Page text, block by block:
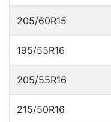
205/60R15
195/55R16
205/55R16
215/50R16